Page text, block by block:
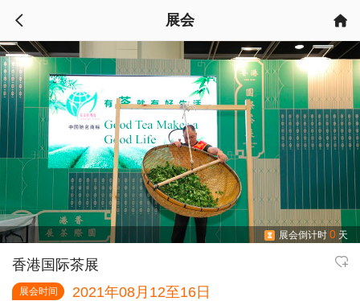
 展会 
 展会倒计时 0 天
香港国际茶展
展会时间 2021年08月12至16日
